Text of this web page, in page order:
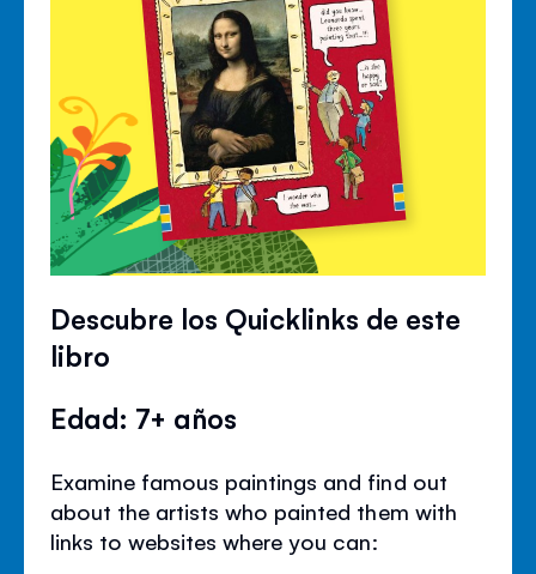
Descubre los Quicklinks de este
libro
Edad: 7+ años
Examine famous paintings and find out
about the artists who painted them with
links to websites where you can: